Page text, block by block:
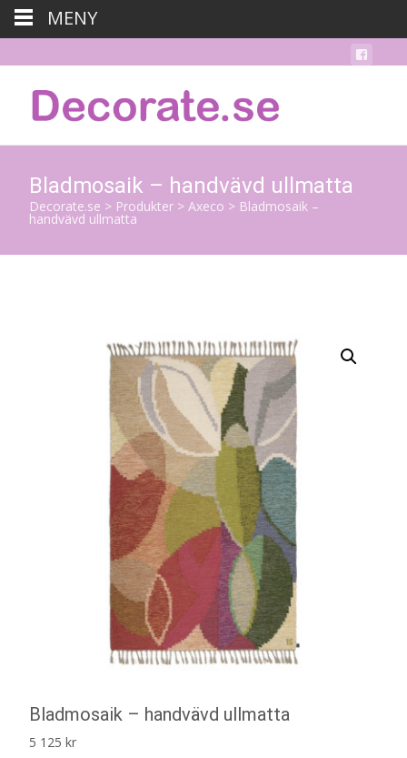
Bladmosaik – handvävd ullmatta
Decorate.se > Produkter > Axeco > Bladmosaik –
handvävd ullmatta
Bladmosaik – handvävd ullmatta
5 125 kr
MENY